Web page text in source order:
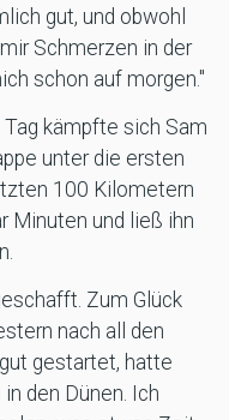
gut, und obwohl
Schmerzen in der
schon auf morgen."
kämpfte sich Sam
unter die ersten
100 Kilometern
Minuten und ließ ihn
Zum Glück
nach all den
gestartet, hatte
den Dünen. Ich